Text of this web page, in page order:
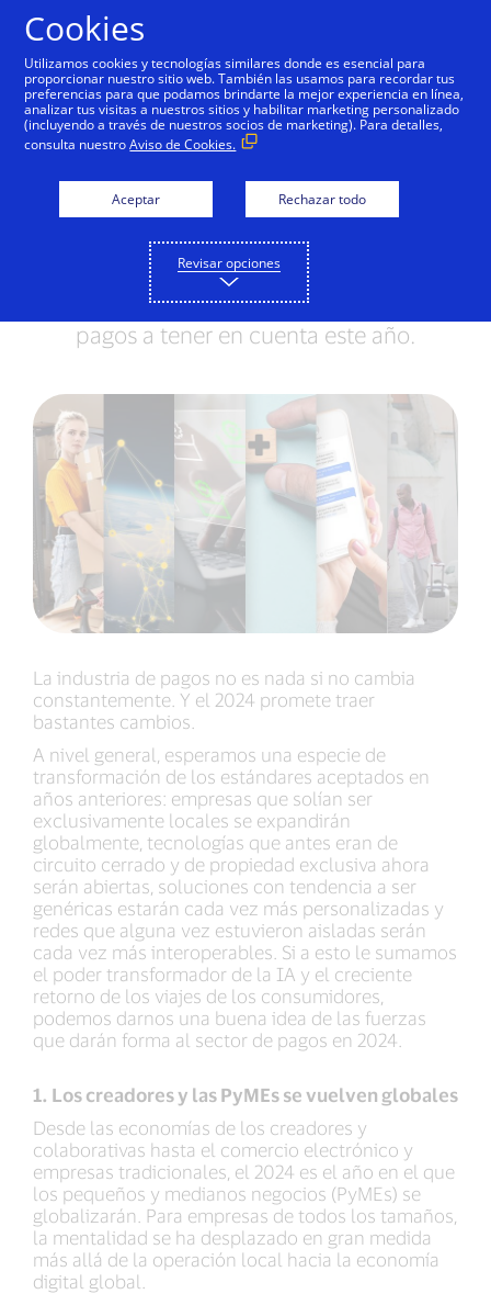
En 2024, los pagos se
volverán globales,
abiertos, personalizados
e interoperables
El regreso de los viajes de placer y el auge
de la IA completan 6 tendencias de
pagos a tener en cuenta este año.
La industria de pagos no es nada si no cambia
constantemente. Y el 2024 promete traer
bastantes cambios.
A nivel general, esperamos una especie de
transformación de los estándares aceptados en
años anteriores: empresas que solían ser
exclusivamente locales se expandirán
globalmente, tecnologías que antes eran de
circuito cerrado y de propiedad exclusiva ahora
serán abiertas, soluciones con tendencia a ser
genéricas estarán cada vez más personalizadas y
redes que alguna vez estuvieron aisladas serán
cada vez más interoperables. Si a esto le sumamos
el poder transformador de la IA y el creciente
retorno de los viajes de los consumidores,
podemos darnos una buena idea de las fuerzas
que darán forma al sector de pagos en 2024.
1. Los creadores y las PyMEs se vuelven globales
Desde las economías de los creadores y
colaborativas hasta el comercio electrónico y
empresas tradicionales, el 2024 es el año en el que
los pequeños y medianos negocios (PyMEs) se
globalizarán. Para empresas de todos los tamaños,
la mentalidad se ha desplazado en gran medida
más allá de la operación local hacia la economía
digital global.
Cookies
Utilizamos cookies y tecnologías similares donde es esencial para
proporcionar nuestro sitio web. También las usamos para recordar tus
preferencias para que podamos brindarte la mejor experiencia en línea,
analizar tus visitas a nuestros sitios y habilitar marketing personalizado
(incluyendo a través de nuestros socios de marketing). Para detalles,
consulta nuestroAviso de Cookies.
Aceptar Rechazar todo
Revisar opciones